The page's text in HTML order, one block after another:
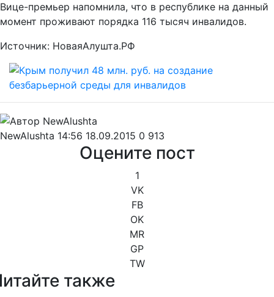
Вице-премьер напомнила, что в республике на данный
момент проживают порядка 116 тысяч инвалидов.
Источник: НоваяАлушта.РФ
NewAlushta 14:56 18.09.2015 0 913
Оцените пост
1
VK
FB
OK
MR
GP
TW
также